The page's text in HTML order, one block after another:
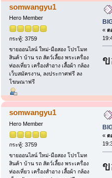
somwangyu1
Hero Member
กระทู้: 3759
ขายออนไลน์ ใหม่-มือสอง โปรโมท
สินค้า บ้าน รถ สัตว์เลี้ยง พระเครื่อง
ท่องเที่ยว เครื่องสำอาง เสื้อผ้า กล้อง
เว็บสมัครงาน, ลงประกาศฟรี ลง
โฆษณาฟรี
« ต
somwangyu1
Hero Member
กระทู้: 3759
ขายออนไลน์ ใหม่-มือสอง โปรโมท
สินค้า บ้าน รถ สัตว์เลี้ยง พระเครื่อง
ท่องเที่ยว เครื่องสำอาง เสื้อผ้า กล้อง
« ต